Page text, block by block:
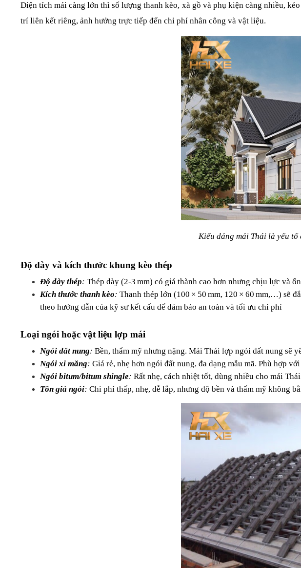
Diện tích mái càng lớn thì số lượng thanh kèo, xà gồ và phụ kiện càng nhiều,
trí liên kết riêng, ảnh hưởng trực tiếp đến chi phí nhân công và vật liệu.
Kiểu dáng mái Thái là yếu
Độ dày và kích thước khung kèo thép
Độ dày thép: Thép dày (2-3 mm) có giá thành cao hơn nhưng chịu lực và
Kích thước thanh kèo: Thanh thép lớn (100 × 50 mm, 120 × 60 mm,…) sẽ
theo hướng dẫn của kỹ sư kết cấu để đảm bảo an toàn và tối ưu chi phí
Loại ngói hoặc vật liệu lợp mái
Ngói đất nung: Bền, thẩm mỹ nhưng nặng. Mái Thái lợp ngói đất nung sẽ
Ngói xi măng: Giá rẻ, nhẹ hơn ngói đất nung, đa dạng mẫu mã. Phù hợp
Ngói bitum/bitum shingle: Rất nhẹ, cách nhiệt tốt, dùng nhiều cho mái
Tôn giả ngói: Chi phí thấp, nhẹ, dễ lắp, nhưng độ bền và thẩm mỹ không